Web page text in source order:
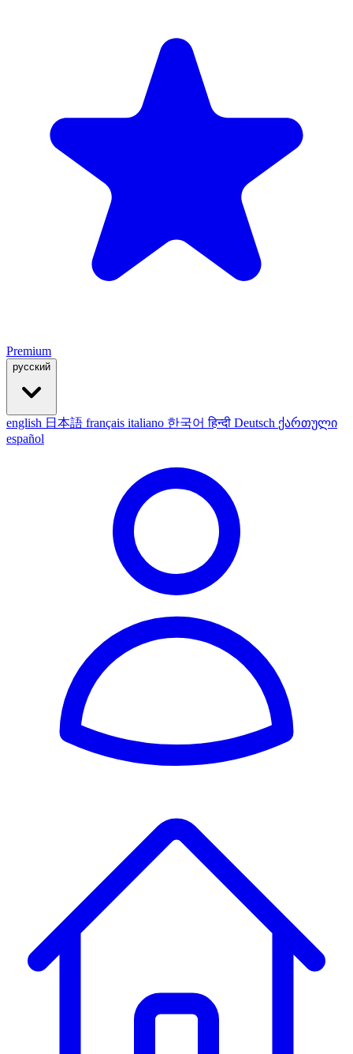
Premium
русский
english 日本語 français italiano 한국어हिन्दी Deutsch ქართული
español